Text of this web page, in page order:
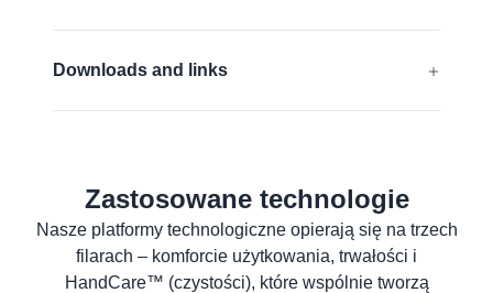
Downloads and links
Karta charakterystyki
Karta charakterystki produktu
Instrukcje dotyczące prania
Zastosowane technologie
Nasze platformy technologiczne opierają się na trzech
filarach – komforcie użytkowania, trwałości i
HandCare™ (czystości), które wspólnie tworzą